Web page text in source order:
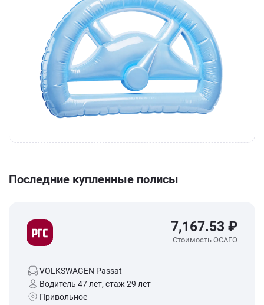
Последние купленные полисы
7,167.53 ₽
Стоимость ОСАГО
VOLKSWAGEN Passat
Водитель 47 лет, стаж 29 лет
Привольное